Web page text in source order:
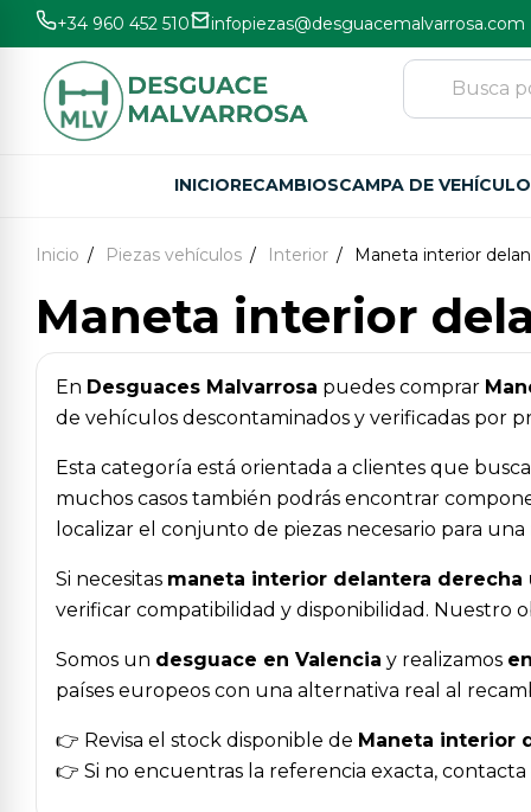
+34 960 452 510 infopiezas@desguacemalvarrosa.com
INICIORECAMBIOSCAMPA DE
Inicio Piezas vehículos Interior Maneta interior
Maneta interior
En Desguaces Malvarrosa puedes comprar
de vehículos descontaminados y verificadas por
Esta categoría está orientada a clientes que
muchos casos también podrás encontrar
localizar el conjunto de piezas necesario para
Si necesitas maneta interior delantera derecha
verificar compatibilidad y disponibilidad. Nuestro
Somos un desguace en Valencia y realizamos
países europeos con una alternativa real al
👉 Revisa el stock disponible de Maneta interior
👉 Si no encuentras la referencia exacta, contacta